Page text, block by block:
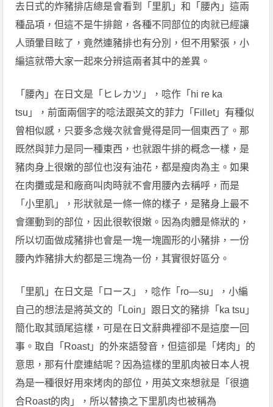
去日式的炸豬排店總是會看到「里肌」和「腰內」這兩
種品項，但這不是牛排館，各種不同部位的肉就已經讓
人頭暈目眩了，竟然連豬排也有分別，但不用緊張，小
編這就帶大家一起來分辨這兩者其中的差異。
「腰內」在日文是「ヒレカツ」，唸作「hi re ka
tsu」，前面兩個字的唸法跟英文的菲力「Fillet」有種似
曾相似感，只要多念幾次就會覺得是同一個東西了。那
既然與菲力是同一種東西，也就跟牛排的概念一樣，是
豬肉身上很嫩的部位也沒有油花，都是瘦肉為主。如果
在肉攤或是和廠商叫肉時就不會用腰內去稱呼，而是
「小里肌」，形狀就是一條一條的樣子，是豬身上最不
會運動到的部位，因此很軟很嫩。因為肉體是條狀的，
所以切面做成豬排也會是一塊一塊圓形的小豬排，一份
腰內炸豬排大約都是三塊為一份，其實很好區分。
「里肌」在日文是「ロース」，唸作「ro—su」，小編
自己的想法是將英文的「Loin」跟日文的豬排「ka tsu」
簡化取其頭尾這樣，可是在日文辭典裡卻不是這麼一回
事。取自「Roast」的外來語發音，但這卻是「烤肉」的
意思，那有什麼連結呢？因為這樣的里肌肉被日本人視
為是一種很好用來烤肉的部位，用英文來想就是「很適
合Roast的肉」，所以替換之下里肌肉也被稱為